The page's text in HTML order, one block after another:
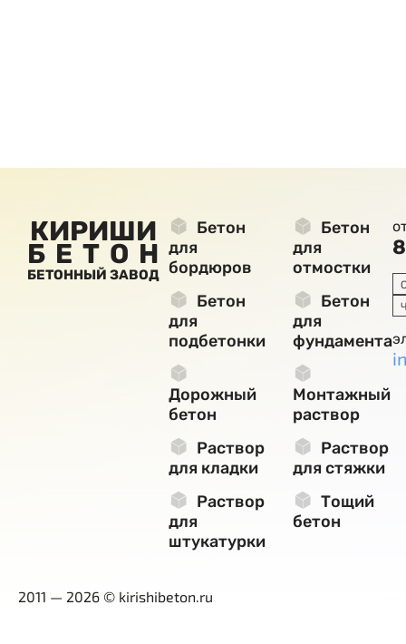
КИРИШИ
БЕТОН
БЕТОННЫЙ ЗАВОД
Бетон
для
бордюров
Бетон
для
отмостки
Бетон
для
подбетонки
Бетон
для
фундамента
Дорожный
бетон
Монтажный
раствор
Раствор
для кладки
Раствор
для стяжки
Раствор
для
штукатурки
Тощий
бетон
2011 — 2026 © kirishibeton.ru